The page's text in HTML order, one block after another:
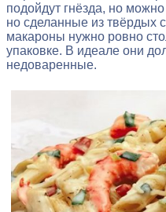
подойдут гнёзда, но
но сделанные из твёрдых
макароны нужно ровно
упаковке. В идеале они
недоваренные.